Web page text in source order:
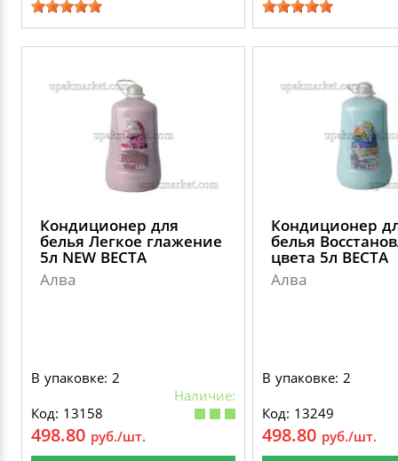
Кондиционер для
белья Легкое глажение
5л NEW ВЕСТА
Алва
В упаковке: 2
Наличие:
Код: 13158
498.80 руб./шт.
Кондиционер
белья
цвета 5л ВЕСТА
Алва
В упаковке: 2
Код: 13249
498.80 руб./шт.